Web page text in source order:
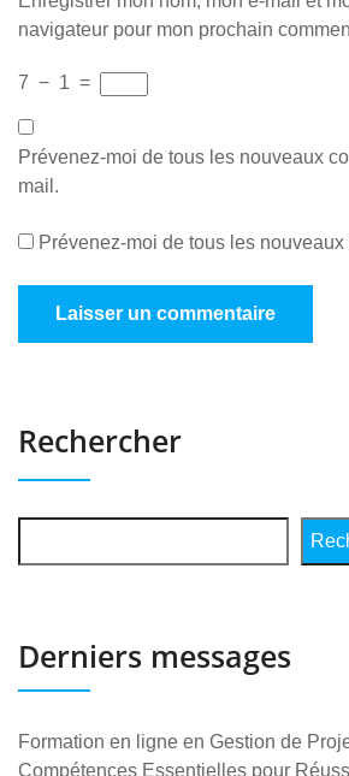
navigateur pour mon prochain
7 − 1 =
Prévenez-moi de tous les nouveaux
mail.
Prévenez-moi de tous les
Rechercher
Derniers messages
Formation en ligne en Gestion de
Compétences Essentielles pour